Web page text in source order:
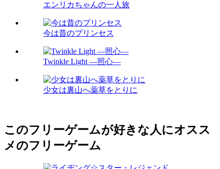
エンリカちゃんの一人旅
今は昔のプリンセス
Twinkle Light ―照心―
少女は裏山へ薬草をとりに
このフリーゲームが好きな人にオスス
メのフリーゲーム